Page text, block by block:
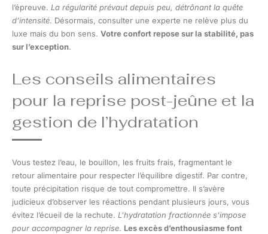
l’épreuve. La régularité prévaut depuis peu, détrônant la quête
d’intensité. Désormais, consulter une experte ne relève plus du
luxe mais du bon sens. Votre confort repose sur la stabilité, pas
sur l’exception.
Les conseils alimentaires
pour la reprise post-jeûne et la
gestion de l’hydratation
Vous testez l’eau, le bouillon, les fruits frais, fragmentant le
retour alimentaire pour respecter l’équilibre digestif. Par contre,
toute précipitation risque de tout compromettre. Il s’avère
judicieux d’observer les réactions pendant plusieurs jours, vous
évitez l’écueil de la rechute. L’hydratation fractionnée s’impose
pour accompagner la reprise. Les excès d’enthousiasme font